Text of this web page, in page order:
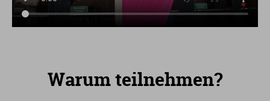
Warum teilnehmen?